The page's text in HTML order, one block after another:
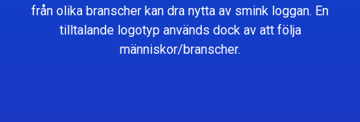
från olika branscher kan dra nytta av smink loggan. En
tilltalande logotyp används dock av att följa
människor/branscher.